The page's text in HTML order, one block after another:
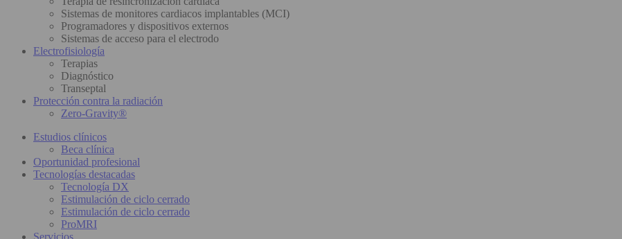
Sistemas de monitores cardiacos implantables (MCI)
Programadores y dispositivos externos
Sistemas de acceso para el electrodo
Electrofisiología
Terapias
Diagnóstico
Transeptal
Protección contra la radiación
Zero-Gravity®
Estudios clínicos
Beca clínica
Oportunidad profesional
Tecnologías destacadas
Tecnología DX
Estimulación de ciclo cerrado
Estimulación de ciclo cerrado
ProMRI
Servicios